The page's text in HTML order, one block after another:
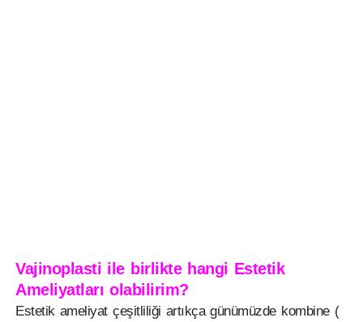
Vajinoplasti ile birlikte hangi Estetik
Ameliyatları olabilirim?
Estetik ameliyat çeşitliliği artıkça günümüzde kombine (